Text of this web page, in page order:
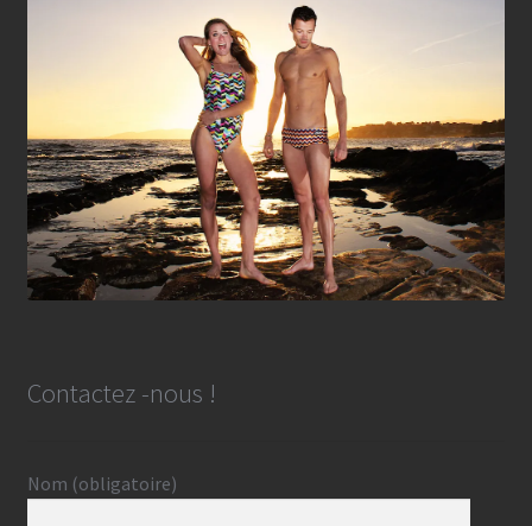
Contactez -nous !
Nom (obligatoire)